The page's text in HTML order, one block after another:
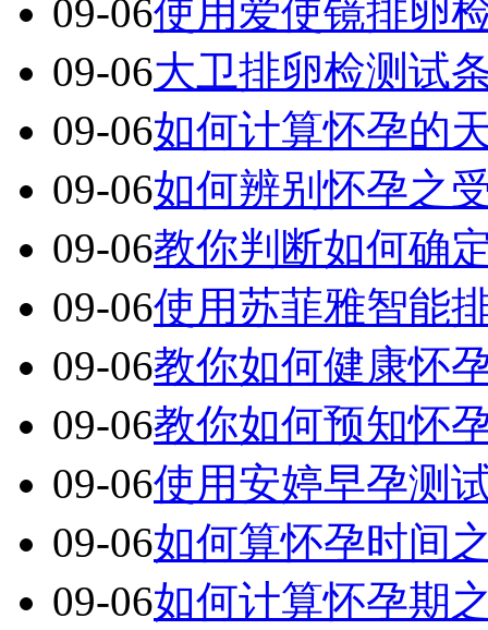
09-06使用爱使镜排卵
09-06大卫排卵检测试
09-06如何计算怀孕的
09-06如何辨别怀孕之
09-06教你判断如何确
09-06使用苏菲雅智能
09-06教你如何健康怀
09-06教你如何预知怀
09-06使用安婷早孕测
09-06如何算怀孕时间
09-06如何计算怀孕期